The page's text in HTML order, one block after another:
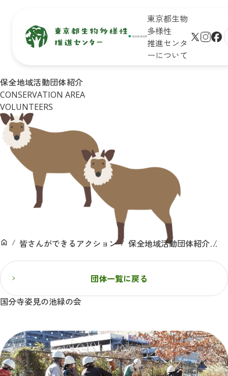
東京都生物
多様性
推進センタ
ーについて
生物多
様性と
は
性保全の
取組
クション
企業・学
校の皆さ
んができ
ン
保全地域
で活動し
ている皆
ト一覧
イベン
トレポ
ート
東京の
自然マ
ップ
イベント
せ
リンク
保全地域活動団体紹介
CONSERVATION AREA
VOLUNTEERS
ホーム
皆さんができるアクション 保全地域活動団体紹介
団体一覧に戻る
国分寺姿見の池緑の会